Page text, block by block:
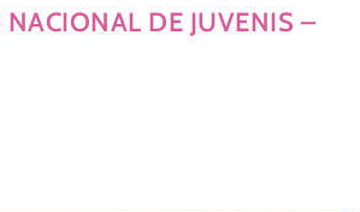
DE JUVENIS –